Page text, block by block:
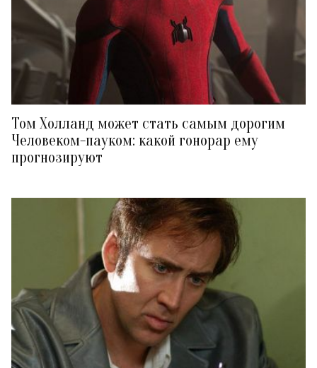
Том Холланд может стать самым дорогим
Человеком-пауком: какой гонорар ему
прогнозируют